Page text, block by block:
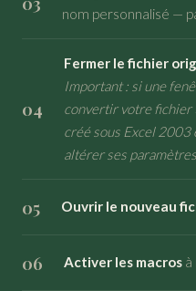
nom personnalisé —
Fermer le fichier
Important : si une
convertir votre fichier
créé sous Excel
altérer ses
Ouvrir le nouveau
Activer les macros à